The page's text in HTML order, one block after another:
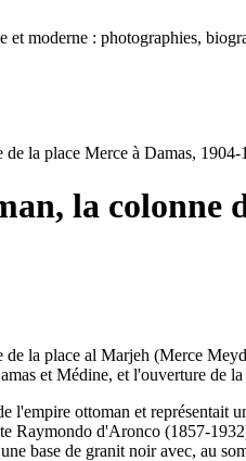
et moderne : photographies,
la place Merce à Damas, 1904-
la colonne
de la place al Marjeh (Merce
et Médine, et l'ouverture de
l'empire ottoman et représentait
Raymondo d'Aronco (1857-
base de granit noir avec, au